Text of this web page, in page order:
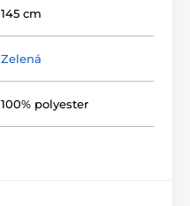
145 cm
Zelená
100% polyester